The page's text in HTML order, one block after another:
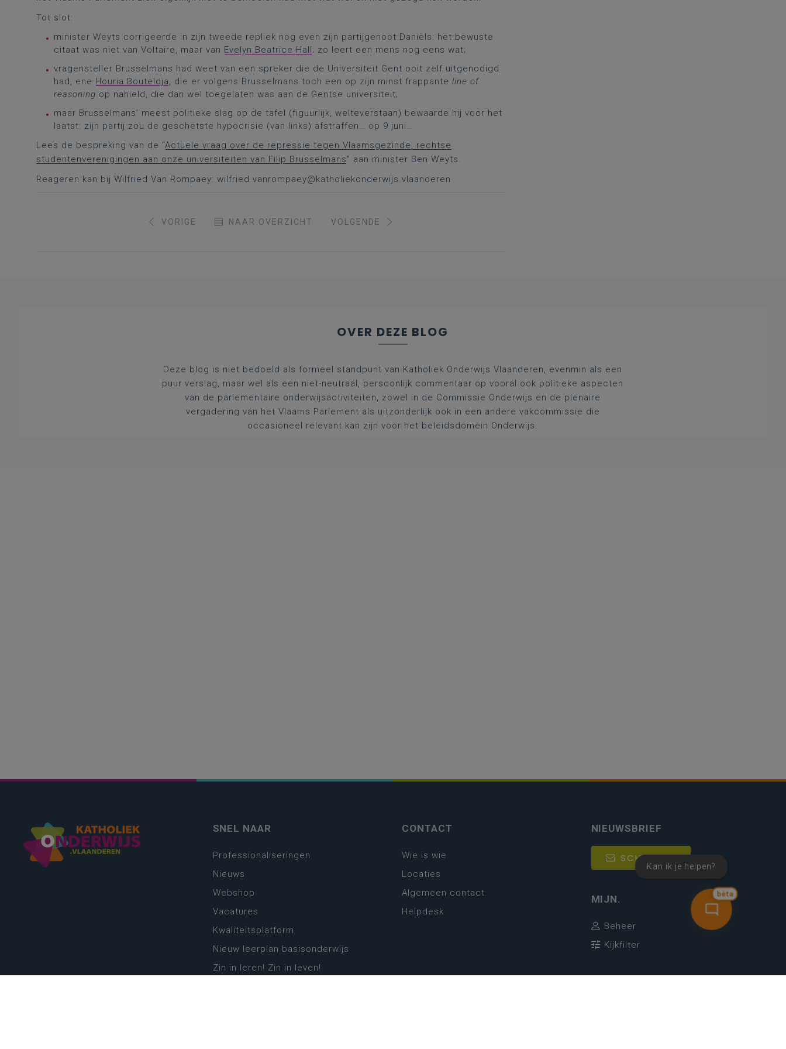
Tot slot:
minister Weyts corrigeerde in zijn tweede repliek nog even zijn partijgenoot Daniëls: het bewuste
citaat was niet van Voltaire, maar van Evelyn Beatrice Hall; zo leert een mens nog eens wat;
vragensteller Brusselmans had weet van een spreker die de Universiteit Gent ooit zelf uitgenodigd
had, ene Houria Bouteldja, die er volgens Brusselmans toch een op zijn minst frappante line of
reasoning op nahield, die dan wel toegelaten was aan de Gentse universiteit;
maar Brusselmans’ meest politieke slag op de tafel (figuurlijk, welteverstaan) bewaarde hij voor het
laatst: zijn partij zou de geschetste hypocrisie (van links) afstraffen… op 9 juni…
Lees de bespreking van de “Actuele vraag over de repressie tegen Vlaamsgezinde, rechtse
studentenverenigingen aan onze universiteiten van Filip Brusselmans” aan minister Ben Weyts.
Reageren kan bij Wilfried Van Rompaey: wilfried.vanrompaey@katholiekonderwijs.vlaanderen
VORIGE NAAR OVERZICHT VOLGENDE
OVER DEZE BLOG
Deze blog is niet bedoeld als formeel standpunt van Katholiek Onderwijs Vlaanderen, evenmin als een
puur verslag, maar wel als een niet-neutraal, persoonlijk commentaar op vooral ook politieke aspecten
van de parlementaire onderwijsactiviteiten, zowel in de Commissie Onderwijs en de plenaire
vergadering van het Vlaams Parlement als uitzonderlijk ook in een andere vakcommissie die
occasioneel relevant kan zijn voor het beleidsdomein Onderwijs.
bèta
Kan ik je helpen?
SNEL NAAR
Professionaliseringen
Nieuws
Webshop
Vacatures
Kwaliteitsplatform
Nieuw leerplan basisonderwijs
Zin in leren! Zin in leven!
CONTACT
Wie is wie
Locaties
Algemeen contact
Helpdesk
NIEUWSBRIEF
SCHRIJF IN
MIJN.
Beheer
Kijkfilter